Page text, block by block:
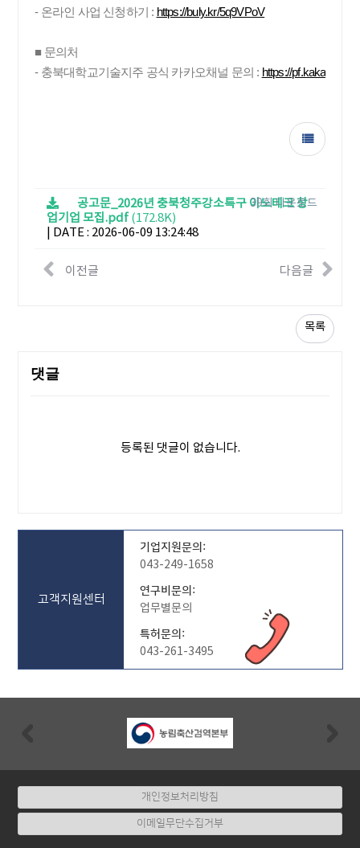
- 온라인 사업 신청하기 : https://buly.kr/5q9VPoV
■ 문의처
- 충북대학교기술지주 공식 카카오채널 문의 : https://
공고문_2026년 충북청주강소특구 이노테크 창
업기업 모집.pdf (172.8K)
39회 다운로드
DATE : 2026-06-09 13:24:48
이전글 다음글
목록
댓글
등록된 댓글이 없습니다.
고객지원센터
기업지원문의:
043-249-1658
연구비문의:
업무별문의
특허문의:
043-261-3495
개인정보처리방침
이메일무단수집거부